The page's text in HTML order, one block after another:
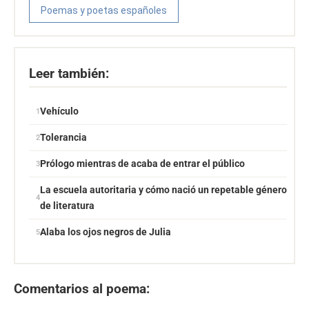
Poemas y poetas españoles
Leer también:
Vehículo
Tolerancia
Prólogo mientras de acaba de entrar el público
La escuela autoritaria y cómo nació un repetable género
de literatura
Alaba los ojos negros de Julia
Comentarios al poema: